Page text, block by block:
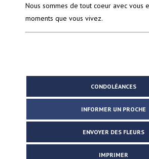
Nous sommes de tout coeur avec vous
moments que vous vivez.
CONDOLÉANCES
INFORMER UN PROCHE
ENVOYER DES FLEURS
IMPRIMER